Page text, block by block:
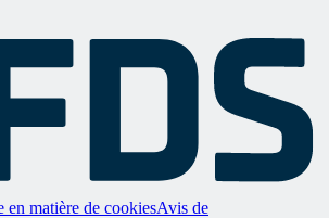
en matière de cookiesAvis de